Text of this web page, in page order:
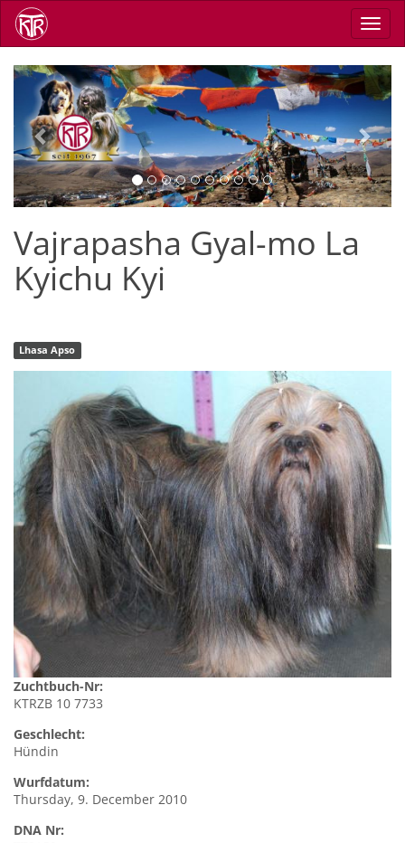
Skip
main
Previous Next
Vajrapasha Gyal-mo La
Kyichu Kyi
Lhasa Apso
Zuchtbuch-Nr:
KTRZB 10 7733
Geschlecht:
Hündin
Wurfdatum:
Thursday, 9. December 2010
DNA Nr: